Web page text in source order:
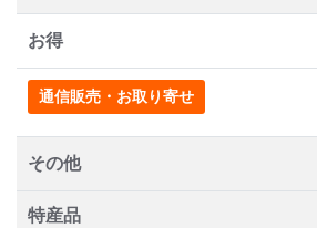
お得
通信販売・お取り寄せ
その他
特産品